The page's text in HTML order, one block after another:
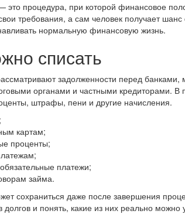
это процедура, при которой финансовое
требования, а сам человек получает
нормальную финансовую жизнь.
списать
задолженности перед
органами и частными кредиторами. В
штрафы, пени и другие начисления.
картам;
проценты;
платежи;
займа.
сохраниться даже после завершения
долгов и понять, какие из них реально можно